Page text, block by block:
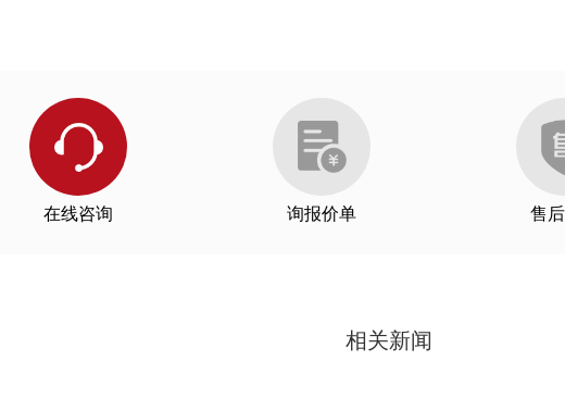
of the Total Environment
精准表征
磁矩为20 μemu）在饱和磁场5000 Oe，磁场变化步长25 Oe，信号采集速度为1 s/
在线咨询 询报价单 售
相关新闻